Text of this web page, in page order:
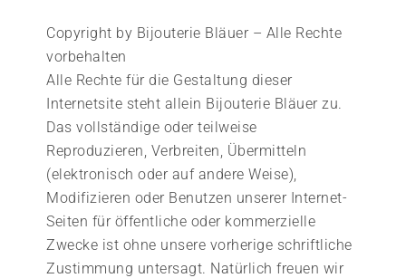
Copyright by Bijouterie Bläuer – Alle Rechte
vorbehalten
Alle Rechte für die Gestaltung dieser
Internetsite steht allein Bijouterie Bläuer zu.
Das vollständige oder teilweise
Reproduzieren, Verbreiten, Übermitteln
(elektronisch oder auf andere Weise),
Modifizieren oder Benutzen unserer Internet-
Seiten für öffentliche oder kommerzielle
Zwecke ist ohne unsere vorherige schriftliche
Zustimmung untersagt. Natürlich freuen wir